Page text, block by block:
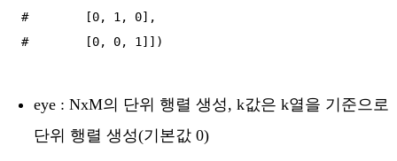
#        [0, 1, 0],
eye : NxM의 단위 행렬 생성, k값은 k열을 기준으로
단위 행렬 생성(기본값 0)